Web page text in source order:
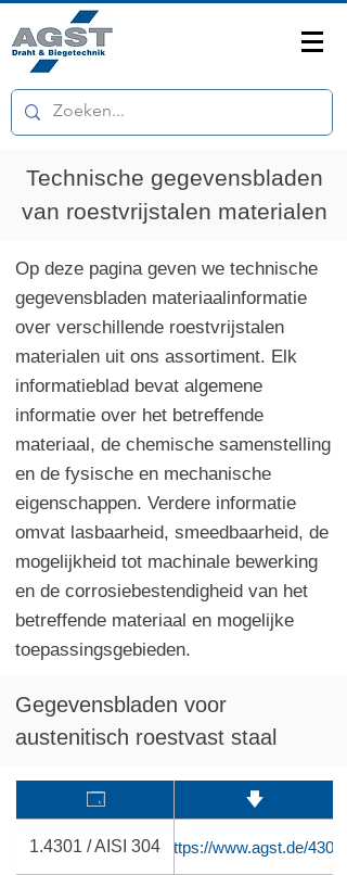
Technische gegevensbladen
van roestvrijstalen materialen
Op deze pagina geven we technische
gegevensbladen materiaalinformatie
over verschillende roestvrijstalen
materialen uit ons assortiment. Elk
informatieblad bevat algemene
informatie over het betreffende
materiaal, de chemische samenstelling
en de fysische en mechanische
eigenschappen. Verdere informatie
omvat lasbaarheid, smeedbaarheid, de
mogelijkheid tot machinale bewerking
en de corrosiebestendigheid van het
betreffende materiaal en mogelijke
toepassingsgebieden.
Gegevensbladen voor
austenitisch roestvast staal
🗔 🡇
1.4301 / AISI 304 https://www.agst.de/4301